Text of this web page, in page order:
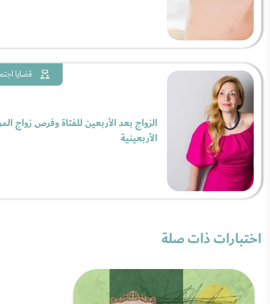
قضايا
الزواج بعد الأربعين للفتاة وفرص زواج
الأربعينية
اختبارات ذات صلة